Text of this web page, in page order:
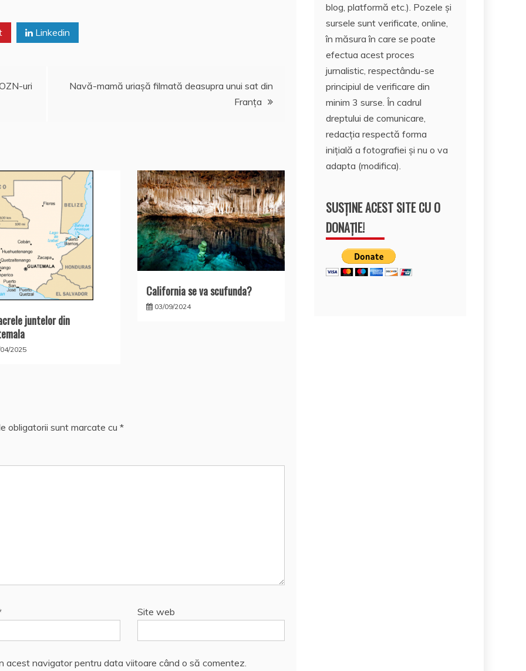
o
M
l
e
a
Linkedin
uri
Navă-mamă uriaşă filmată deasupra unui sat din
Franţa
juntelor din
2025
California se va scufunda?
03/09/2024
obligatorii sunt marcate cu *
Site web
acest navigator pentru data viitoare când o să comentez.
blog, platformă etc.). Pozele și
sursele sunt verificate, online,
în măsura în care se poate
efectua acest proces
jurnalistic, respectându-se
principiul de verificare din
minim 3 surse. În cadrul
dreptului de comunicare,
redacția respectă forma
inițială a fotografiei și nu o va
adapta (modifica).
SUSȚINE ACEST SITE CU O
DONAȚIE!